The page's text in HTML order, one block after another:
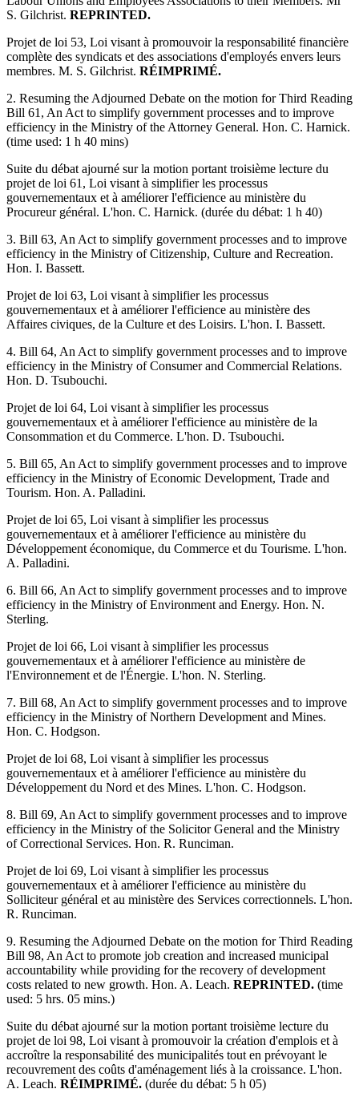
S. Gilchrist. REPRINTED.
Projet de loi 53, Loi visant à promouvoir la responsabilité financière
complète des syndicats et des associations d'employés envers leurs
membres. M. S. Gilchrist. RÉIMPRIMÉ.
2. Resuming the Adjourned Debate on the motion for Third Reading
Bill 61, An Act to simplify government processes and to improve
efficiency in the Ministry of the Attorney General. Hon. C. Harnick.
(time used: 1 h 40 mins)
Suite du débat ajourné sur la motion portant troisième lecture du
projet de loi 61, Loi visant à simplifier les processus
gouvernementaux et à améliorer l'efficience au ministère du
Procureur général. L'hon. C. Harnick. (durée du débat: 1 h 40)
3. Bill 63, An Act to simplify government processes and to improve
efficiency in the Ministry of Citizenship, Culture and Recreation.
Hon. I. Bassett.
Projet de loi 63, Loi visant à simplifier les processus
gouvernementaux et à améliorer l'efficience au ministère des
Affaires civiques, de la Culture et des Loisirs. L'hon. I. Bassett.
4. Bill 64, An Act to simplify government processes and to improve
efficiency in the Ministry of Consumer and Commercial Relations.
Hon. D. Tsubouchi.
Projet de loi 64, Loi visant à simplifier les processus
gouvernementaux et à améliorer l'efficience au ministère de la
Consommation et du Commerce. L'hon. D. Tsubouchi.
5. Bill 65, An Act to simplify government processes and to improve
efficiency in the Ministry of Economic Development, Trade and
Tourism. Hon. A. Palladini.
Projet de loi 65, Loi visant à simplifier les processus
gouvernementaux et à améliorer l'efficience au ministère du
Développement économique, du Commerce et du Tourisme. L'hon.
A. Palladini.
6. Bill 66, An Act to simplify government processes and to improve
efficiency in the Ministry of Environment and Energy. Hon. N.
Sterling.
Projet de loi 66, Loi visant à simplifier les processus
gouvernementaux et à améliorer l'efficience au ministère de
l'Environnement et de l'Énergie. L'hon. N. Sterling.
7. Bill 68, An Act to simplify government processes and to improve
efficiency in the Ministry of Northern Development and Mines.
Hon. C. Hodgson.
Projet de loi 68, Loi visant à simplifier les processus
gouvernementaux et à améliorer l'efficience au ministère du
Développement du Nord et des Mines. L'hon. C. Hodgson.
8. Bill 69, An Act to simplify government processes and to improve
efficiency in the Ministry of the Solicitor General and the Ministry
of Correctional Services. Hon. R. Runciman.
Projet de loi 69, Loi visant à simplifier les processus
gouvernementaux et à améliorer l'efficience au ministère du
Solliciteur général et au ministère des Services correctionnels. L'hon.
R. Runciman.
9. Resuming the Adjourned Debate on the motion for Third Reading
Bill 98, An Act to promote job creation and increased municipal
accountability while providing for the recovery of development
costs related to new growth. Hon. A. Leach. REPRINTED. (time
used: 5 hrs. 05 mins.)
Suite du débat ajourné sur la motion portant troisième lecture du
projet de loi 98, Loi visant à promouvoir la création d'emplois et à
accroître la responsabilité des municipalités tout en prévoyant le
recouvrement des coûts d'aménagement liés à la croissance. L'hon.
A. Leach. RÉIMPRIMÉ. (durée du débat: 5 h 05)